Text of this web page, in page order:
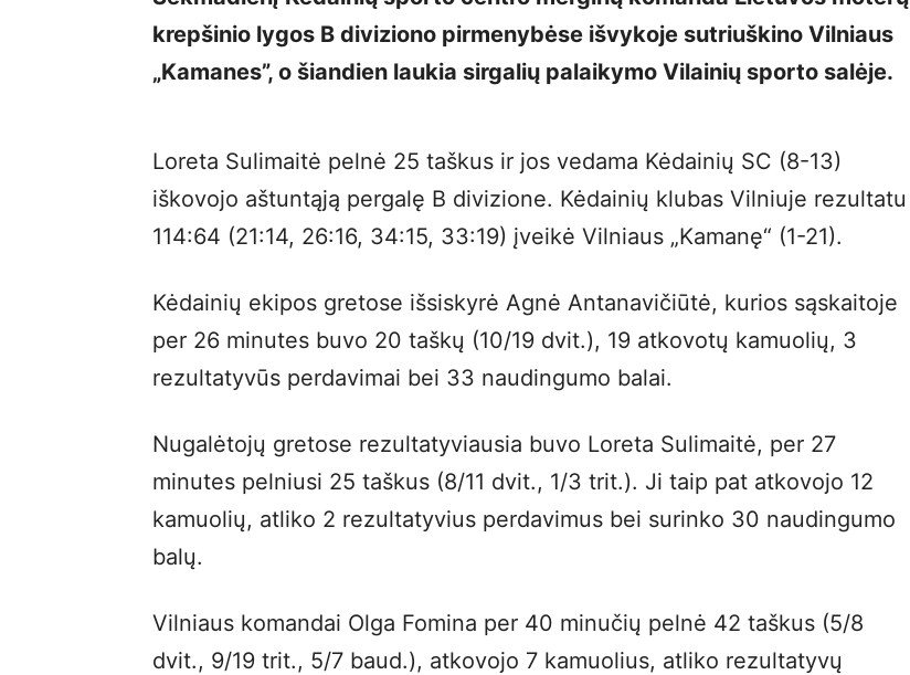
krepšinio lygos B diviziono pirmenybėse išvykoje sutriuškino Vilniaus
„Kamanes”, o šiandien laukia sirgalių palaikymo Vilainių sporto salėje.
Loreta Sulimaitė pelnė 25 taškus ir jos vedama Kėdainių SC (8-13)
iškovojo aštuntąją pergalę B divizione. Kėdainių klubas Vilniuje rezultatu
114:64 (21:14, 26:16, 34:15, 33:19) įveikė Vilniaus „Kamanę“ (1-21).
Kėdainių ekipos gretose išsiskyrė Agnė Antanavičiūtė, kurios sąskaitoje
per 26 minutes buvo 20 taškų (10/19 dvit.), 19 atkovotų kamuolių, 3
rezultatyvūs perdavimai bei 33 naudingumo balai.
Nugalėtojų gretose rezultatyviausia buvo Loreta Sulimaitė, per 27
minutes pelniusi 25 taškus (8/11 dvit., 1/3 trit.). Ji taip pat atkovojo 12
kamuolių, atliko 2 rezultatyvius perdavimus bei surinko 30 naudingumo
balų.
Vilniaus komandai Olga Fomina per 40 minučių pelnė 42 taškus (5/8
dvit., 9/19 trit., 5/7 baud.), atkovojo 7 kamuolius, atliko rezultatyvų